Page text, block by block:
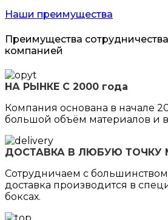
Наши преимущества
Преимущества
компанией
НА РЫНКЕ С 2000 года
Компания основана в начале
большой объём материалов и
ДОСТАВКА В ЛЮБУЮ ТОЧКУ
Сотрудничаем с большинством
доставка производится в
боксах.